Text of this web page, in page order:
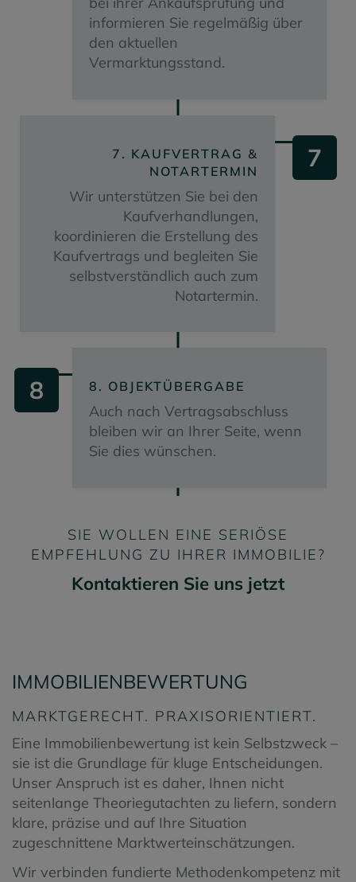
informieren Sie regelmäßig über
den aktuellen
Vermarktungsstand.
7
7. KAUFVERTRAG &
NOTARTERMIN
Wir unterstützen Sie bei den
Kaufverhandlungen,
koordinieren die Erstellung des
Kaufvertrags und begleiten Sie
selbstverständlich auch zum
Notartermin.
8 8. OBJEKTÜBERGABE
Auch nach Vertragsabschluss
bleiben wir an Ihrer Seite, wenn
Sie dies wünschen.
SIE WOLLEN EINE SERIÖSE
EMPFEHLUNG ZU IHRER IMMOBILIE?
Kontaktieren Sie uns jetzt
IMMOBILIENBEWERTUNG
MARKTGERECHT. PRAXISORIENTIERT.
Eine Immobilienbewertung ist kein Selbstzweck –
sie ist die Grundlage für kluge Entscheidungen.
Unser Anspruch ist es daher, Ihnen nicht
seitenlange Theoriegutachten zu liefern, sondern
klare, präzise und auf Ihre Situation
zugeschnittene Marktwerteinschätzungen.
Wir verbinden fundierte Methodenkompetenz mit